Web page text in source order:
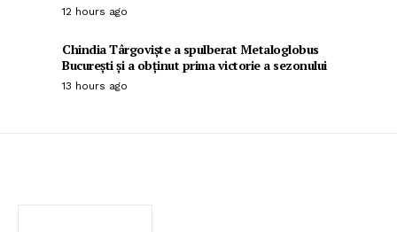
12 hours ago
Chindia Târgoviște a spulberat Metaloglobus
București și a obținut prima victorie a sezonului
13 hours ago